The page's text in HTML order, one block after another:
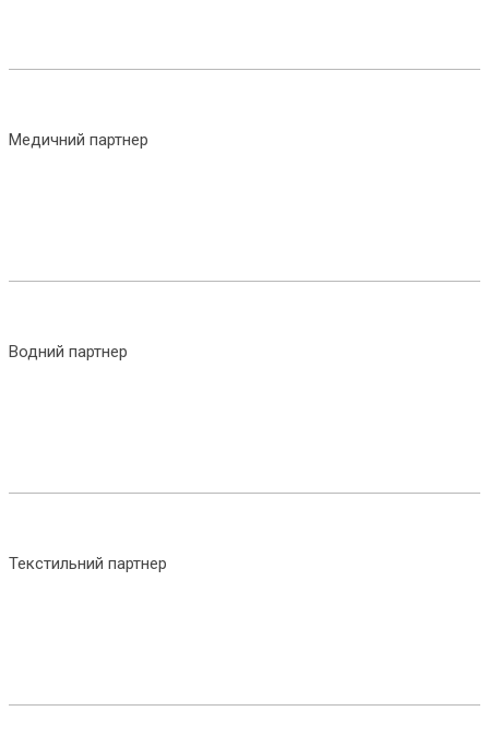
Медичний партнер
Водний партнер
Текстильний партнер